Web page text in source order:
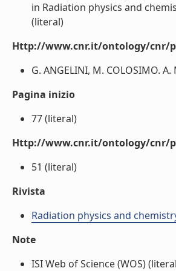
in Radiation physics and
(literal)
Http://www.cnr.it/ontology/cnr/
G. ANGELINI, M. COLOSIMO.
Pagina inizio
77 (literal)
Http://www.cnr.it/ontology/cnr/
51 (literal)
Rivista
Radiation physics and
Note
ISI Web of Science (WOS)